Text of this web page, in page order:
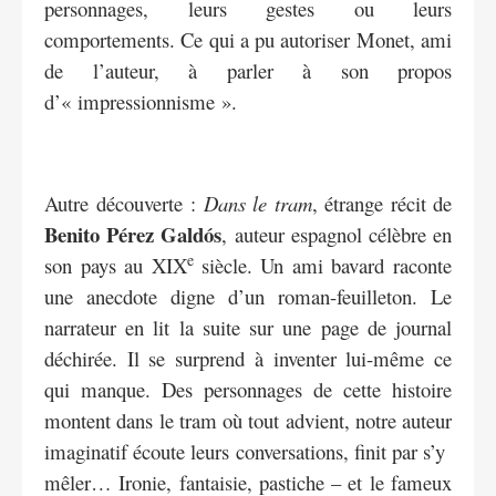
personnages, leurs gestes ou leurs
comportements. Ce qui a pu autoriser Monet, ami
de l’auteur, à parler à son propos
d’« impressionnisme ».
Autre découverte : Dans le tram, étrange récit de
Benito Pérez Galdós, auteur espagnol célèbre en
son pays au XIXe siècle. Un ami bavard raconte
une anecdote digne d’un roman-feuilleton. Le
narrateur en lit la suite sur une page de journal
déchirée. Il se surprend à inventer lui-même ce
qui manque. Des personnages de cette histoire
montent dans le tram où tout advient, notre auteur
imaginatif écoute leurs conversations, finit par s’y
mêler… Ironie, fantaisie, pastiche – et le fameux